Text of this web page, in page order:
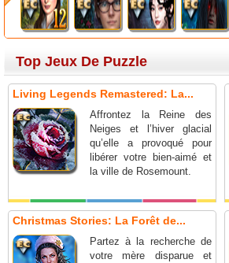
Top Jeux De Puzzle
Living Legends Remastered: La...
Affrontez la Reine des
Neiges et l’hiver glacial
qu’elle a provoqué pour
libérer votre bien-aimé et
la ville de Rosemount.
Christmas Stories: La Forêt de...
Partez à la recherche de
votre mère disparue et